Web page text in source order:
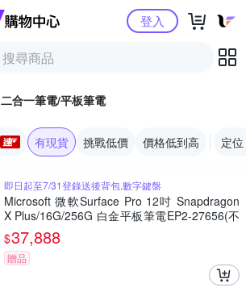
Yahoo購物中心登入
二合一筆電/平板筆電
有現貨 挑戰低價 價格低到高 定位
即日起至7/31登錄送後背包,數字鍵盤
Microsoft 微軟Surface Pro 12吋 Snapdragon
X Plus/16G/256G 白金平板筆電EP2-27656(不
含鍵盤、筆)
$37,888
贈品